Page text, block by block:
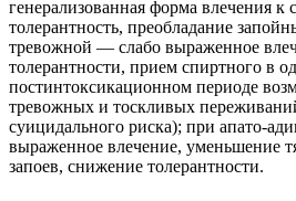
генерализованная форма влечения к
толерантность, преобладание
тревожной — слабо выраженное
толерантности, прием спиртного в
постинтоксикационном периоде
тревожных и тоскливых
суицидального риска); при апато-
выраженное влечение, уменьшение
запоев, снижение толерантности.